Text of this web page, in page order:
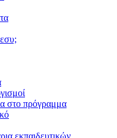
στο πρόγραμμα
εκπαιδευτικών